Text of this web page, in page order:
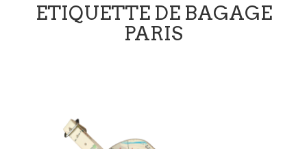
ETIQUETTE DE BAGAGE
PARIS